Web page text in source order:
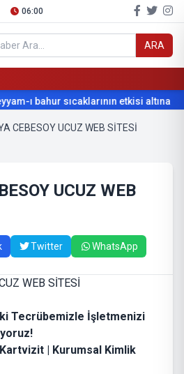
06:00
ARA
ı bahur sıcaklarının etkisi altına
CEBESOY UCUZ WEB SİTESİ
UCUZ WEB
Twitter WhatsApp
Tecrübemizle İşletmenizi
| Kurumsal Kimlik